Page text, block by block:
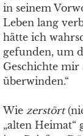
in seinem
Leben lang
hätte ich
gefunden, um
Geschichte mir
überwinden.“
Wie zerstört
„alten Heimat“